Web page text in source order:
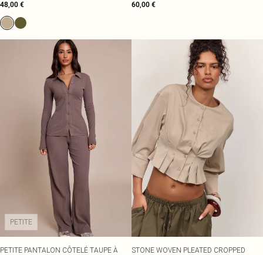
48,00 € 60,00 €
PETITE
PETITE PANTALON CÔTELÉ TAUPE À
STONE WOVEN PLEATED CROPPED